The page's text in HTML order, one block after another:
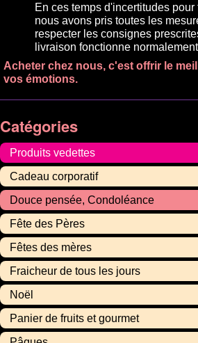
En ces temps d'incertitudes
nous avons pris toutes les
respecter les consignes
livraison fonctionne
Acheter chez nous, c'est offrir le
vos émotions.
Catégories
Produits vedettes
Cadeau corporatif
Douce pensée, Condoléance
Fête des Pères
Fêtes des mères
Fraicheur de tous les jours
Noël
Panier de fruits et gourmet